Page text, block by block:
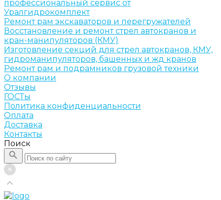
профессиональный сервис от
Уралгидрокомплект
Ремонт рам экскаваторов и перегружателей
Восстановление и ремонт стрел автокранов и
кран-манипуляторов (КМУ)
Изготовление секций для стрел автокранов, КМУ,
гидроманипуляторов, башенных и жд кранов
Ремонт рам и подрамников грузовой техники
О компании
Отзывы
ГОСТы
Политика конфиденциальности
Оплата
Доставка
Контакты
Поиск